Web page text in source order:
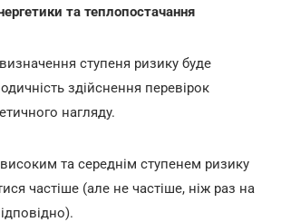
та теплопостачання
ступеня ризику буде
здійснення перевірок
нагляду.
та середнім ступенем ризику
частіше (але не частіше, ніж раз на